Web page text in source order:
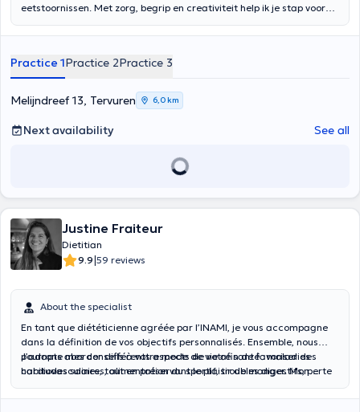
eetstoornissen. Met zorg, begrip en creativiteit help ik je stap voor
en samen stellen we een plan op. Met een positieve mindset bouwen
Practice 1Practice 2Practice 3
Melijndreef 13, Tervuren 6,0 km
Next availability See all
Justine Fraiteur
Dietitian
9.9|59 reviews
About the specialist
En tant que diététicienne agréée par l’INAMI, je vous accompagne
dans la définition de vos objectifs personnalisés. Ensemble, nous
pourrons aborder différents aspects de votre santé : maladies
cardiovasculaires, alimentation du sportif, troubles digestifs, perte
alimentaire.
J’adapte mes conseils à votre mode de vie afin de favoriser des
habitudes saines, tout en préservant le plaisir de manger. Mon